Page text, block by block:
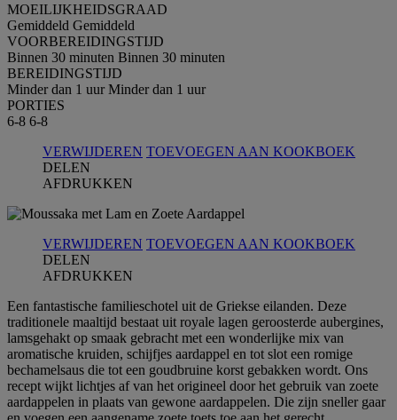
MOEILIJKHEIDSGRAAD
Gemiddeld Gemiddeld
VOORBEREIDINGSTIJD
Binnen 30 minuten Binnen 30 minuten
BEREIDINGSTIJD
Minder dan 1 uur Minder dan 1 uur
PORTIES
6-8 6-8
VERWIJDEREN TOEVOEGEN AAN KOOKBOEK
DELEN
AFDRUKKEN
VERWIJDEREN TOEVOEGEN AAN KOOKBOEK
DELEN
AFDRUKKEN
Een fantastische familieschotel uit de Griekse eilanden. Deze
traditionele maaltijd bestaat uit royale lagen geroosterde aubergines,
lamsgehakt op smaak gebracht met een wonderlijke mix van
aromatische kruiden, schijfjes aardappel en tot slot een romige
bechamelsaus die tot een goudbruine korst gebakken wordt. Ons
recept wijkt lichtjes af van het origineel door het gebruik van zoete
aardappelen in plaats van gewone aardappelen. Die zijn sneller gaar